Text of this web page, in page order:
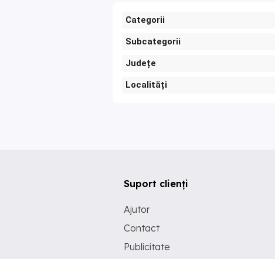
Categorii
Subcategorii
Județe
Localități
Suport clienți
Ajutor
Contact
Publicitate